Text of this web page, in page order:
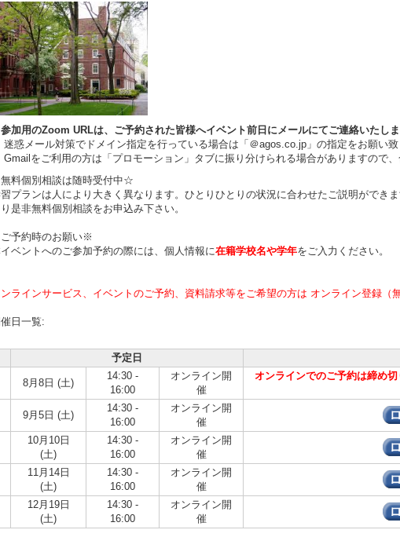
加用のZoom URLは、ご予約された皆様へイベント前日にメールにてご連絡いたしま
惑メール対策でドメイン指定を行っている場合は「＠agos.co.jp」の指定をお願い致
をご利用の方は「プロモーション」タブに振り分けられる場合がありますので、
料個別相談は随時受付中☆
プランは人により大きく異なります。ひとりひとりの状況に合わせたご説明ができ
り是非無料個別相談をお申込み下さい。
予約時のお願い※
ベントへのご参加予約の際には、個人情報に在籍学校名や学年をご入力ください。
ラインサービス、イベントのご予約、資料請求等をご希望の方は オンライン登録（
日一覧:
予定日
8月8日 (土)
14:30 -
16:00
オンライン開
催
オンラインでのご予約は締め
9月5日 (土)
14:30 -
16:00
オンライン開
催
10月10日
(土)
14:30 -
16:00
オンライン開
催
11月14日
(土)
14:30 -
16:00
オンライン開
催
12月19日
(土)
14:30 -
16:00
オンライン開
催